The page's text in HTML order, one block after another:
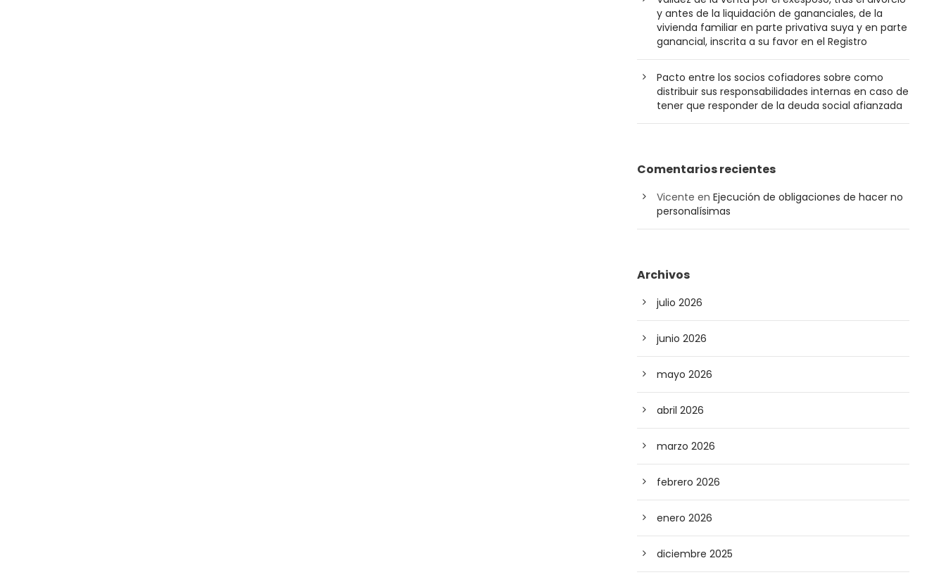
y antes de la liquidación de gananciales, de la
vivienda familiar en parte privativa suya y en parte
ganancial, inscrita a su favor en el Registro
Pacto entre los socios cofiadores sobre como
distribuir sus responsabilidades internas en caso de
tener que responder de la deuda social afianzada
Comentarios recientes
Vicente enEjecución de obligaciones de hacer no
personalísimas
Archivos
julio 2026
junio 2026
mayo 2026
abril 2026
marzo 2026
febrero 2026
enero 2026
diciembre 2025